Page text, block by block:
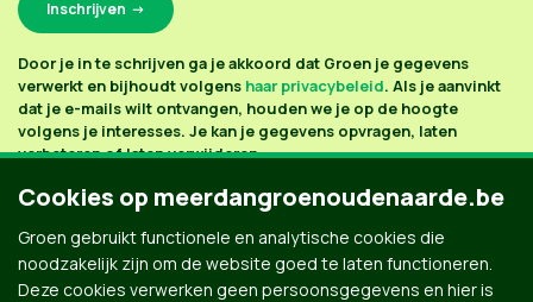
Door je in te schrijven ga je akkoord dat Groen je gegevens
verwerkt en bijhoudt volgens haar privacybeleid. Als je aanvinkt
dat je e-mails wilt ontvangen, houden we je op de hoogte
volgens je interesses. Je kan je gegevens opvragen, laten
verbeteren of laten verwijderen.
Cookies op meerdangroenoudenaarde.be
Groen gebruikt functionele en analytische cookies die
noodzakelijk zijn om de website goed te laten functioneren.
Deze cookies verwerken geen persoonsgegevens en hier is